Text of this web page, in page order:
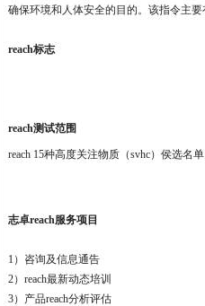
确保环境和人体安全的目的。该指令主
reach标志
reach测试范围
reach 15种高度关注物质（svhc）侯选名单
志卓reach服务项目
1）咨询及信息通告
2）reach最新动态培训
3）产品reach分析评估